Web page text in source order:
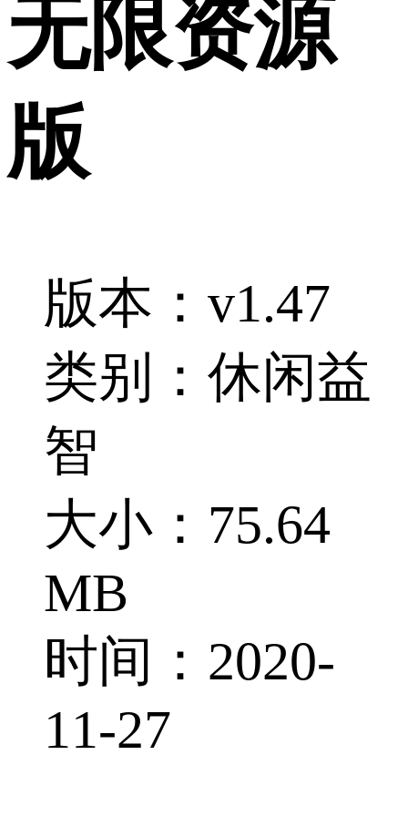
无限资源
版
版本：v1.47
类别：休闲益
智
大小：75.64
MB
时间：2020-
11-27